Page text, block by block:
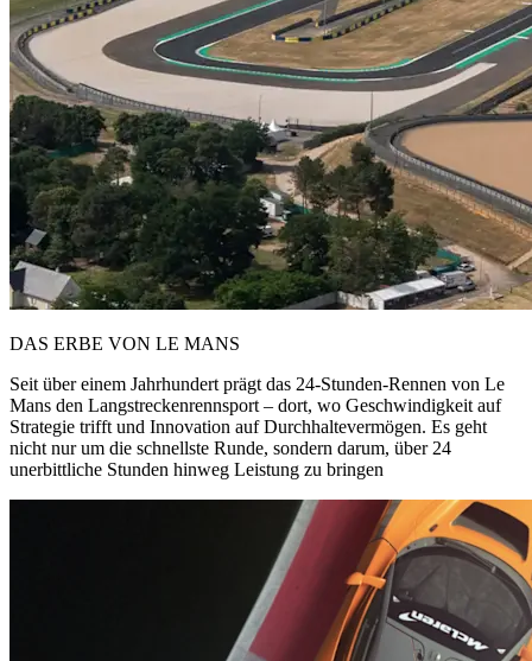
DAS ERBE VON LE MANS
Seit über einem Jahrhundert prägt das 24-Stunden-Rennen von Le
Mans den Langstreckenrennsport – dort, wo Geschwindigkeit auf
Strategie trifft und Innovation auf Durchhaltevermögen. Es geht
nicht nur um die schnellste Runde, sondern darum, über 24
unerbittliche Stunden hinweg Leistung zu bringen